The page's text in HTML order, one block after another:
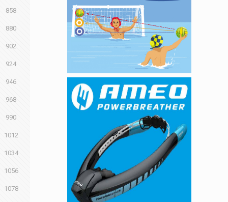
858
880
902
924
946
968
990
1012
1034
1056
1078